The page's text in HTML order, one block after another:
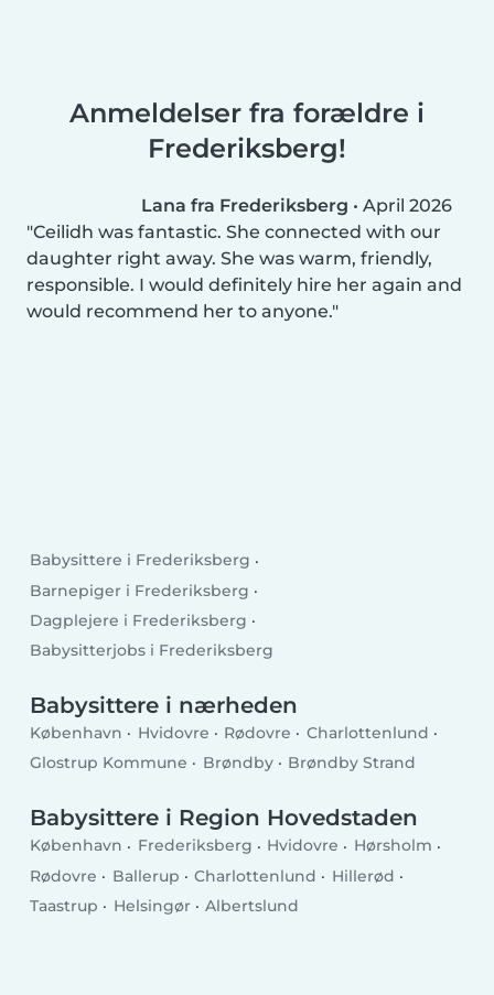
Anmeldelser fra forældre i
Frederiksberg!
Lana fra Frederiksberg • April 2026
Ceilidh was fantastic. She connected with our
daughter right away. She was warm, friendly,
responsible. I would definitely hire her again and
would recommend her to anyone.
Babysittere i Frederiksberg
Barnepiger i Frederiksberg
Dagplejere i Frederiksberg
Babysitterjobs i Frederiksberg
Babysittere i nærheden
København Hvidovre Rødovre
Charlottenlund
Glostrup Kommune
Brøndby Brøndby Strand
Babysittere i Region Hovedstaden
København Frederiksberg Hvidovre
Hørsholm
Rødovre
Ballerup Charlottenlund
Hillerød
Taastrup
Helsingør Albertslund